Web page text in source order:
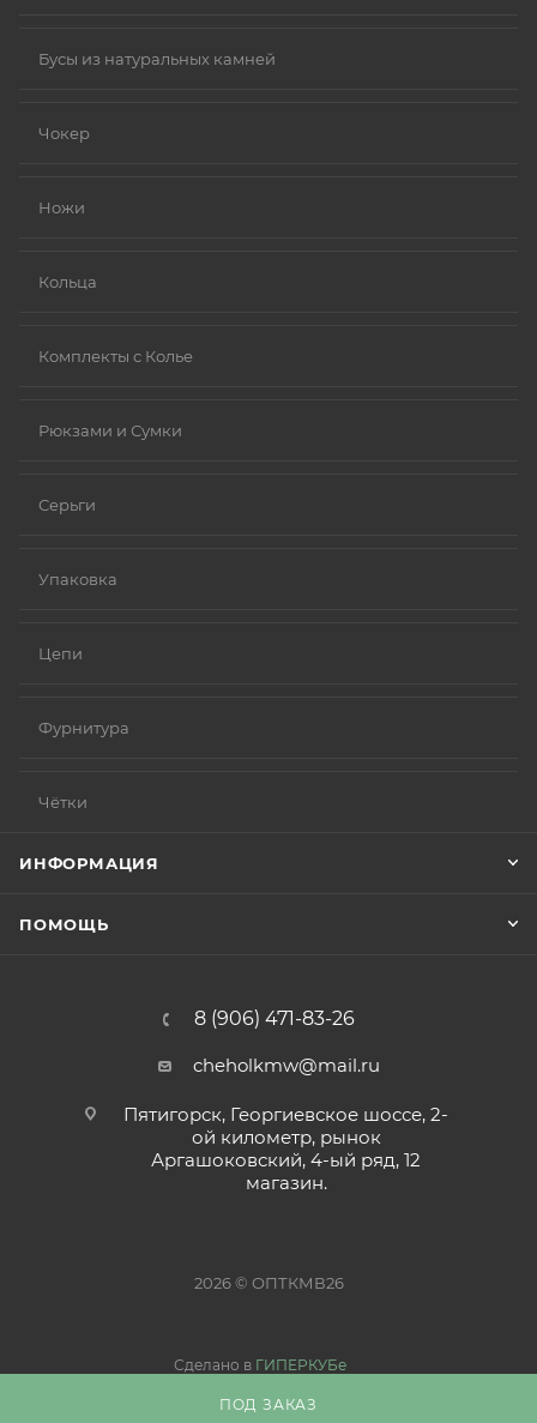
ПОД ЗАКАЗ
Бусы из натуральных камней
Чокер
Ножи
Кольца
Комплекты с Колье
Рюкзами и Сумки
Серьги
Упаковка
Цепи
Фурнитура
Чётки
ИНФОРМАЦИЯ
ПОМОЩЬ
8 (906) 471-83-26
cheholkmw@mail.ru
Пятигорск, Георгиевское шоссе, 2-
ой километр, рынок
Аргашоковский, 4-ый ряд, 12
магазин.
2026 © ОПТКМВ26
Сделано в ГИПЕРКУБе